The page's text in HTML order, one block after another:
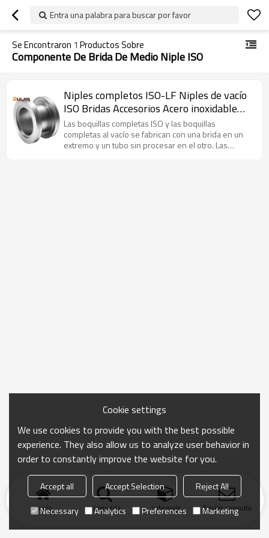
Entra una palabra para buscar por favor
Se Encontraron 1 Productos Sobre
Componente De Brida De Medio Niple ISO
Niples completos ISO-LF Niples de vacío
ISO Bridas Accesorios Acero inoxidable
Venta al por mayor de China
Las boquillas completas ISO y las boquillas
completas al vacío se fabrican con una brida en un
extremo y un tubo sin procesar en el otro. Las
Inicio búsqueda categoría Enviar consulta
Cookie settings
We use cookies to provide you with the best possible
experience. They also allow us to analyze user behavior in
order to constantly improve the website for you.
Accept all Accept Selection
Reject All
Necessary
Analytics Preferences Marketing